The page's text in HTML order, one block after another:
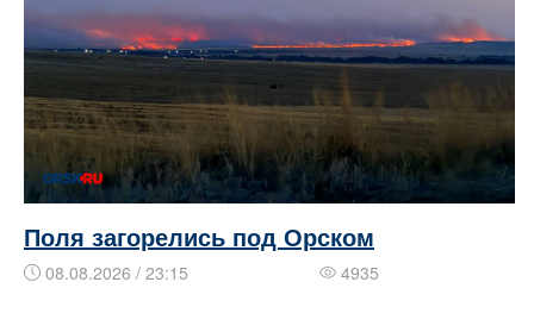
Поля загорелись под Орском
08.08.2026 / 23:15 4935